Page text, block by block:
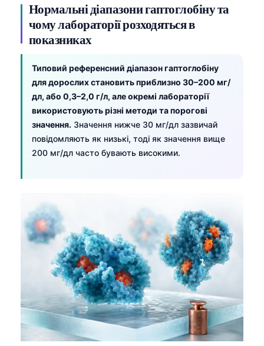
Нормальні діапазони гаптоглобіну та
чому лабораторії розходяться в
показниках
Типовий референсний діапазон гаптоглобіну
для дорослих становить приблизно 30–200 мг/
дл, або 0,3–2,0 г/л, але окремі лабораторії
використовують різні методи та порогові
значення. Значення нижче 30 мг/дл зазвичай
повідомляють як низькі, тоді як значення вище
200 мг/дл часто бувають високими.